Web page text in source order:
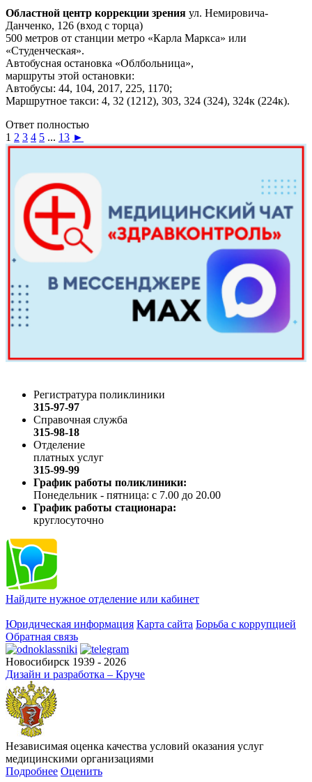
Областной центр коррекции зрения ул. Немировича-
Данченко, 126 (вход с торца)
500 метров от станции метро «Карла Маркса» или
«Студенческая».
Автобусная остановка «Облбольница»,
маршруты этой остановки:
Автобусы: 44, 104, 2017, 225, 1170;
Маршрутное такси: 4, 32 (1212), 303, 324 (324), 324к (224к).
Ответ полностью
1 2 3 4 5 ... 13 ►
Регистратура поликлиники
315-97-97
Справочная служба
315-98-18
Отделение
платных услуг
315-99-99
График работы поликлиники:
Понедельник - пятница: с 7.00 до 20.00
График работы стационара:
круглосуточно
Найдите нужное отделение или кабинет
Юридическая информация Карта сайта Борьба с коррупцией
Обратная связь
Новосибирск 1939 - 2026
Дизайн и разработка – Круче
Независимая оценка качества условий оказания услуг
медицинскими организациями
Подробнее Оценить